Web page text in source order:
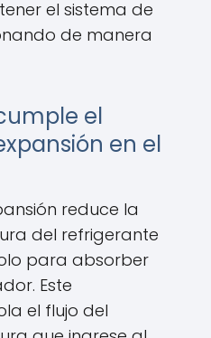
el sistema de
de manera
el
en el
reduce la
del refrigerante
para absorber
Este
el flujo del